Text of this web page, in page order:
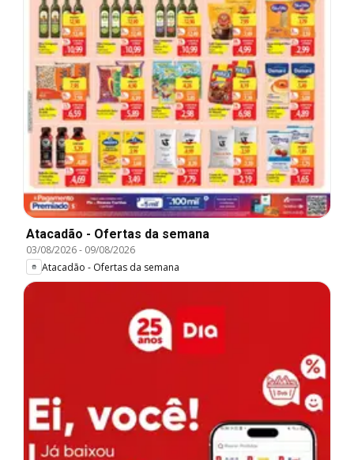
Atacadão - Ofertas da semana
03/08/2026- 09/08/2026
Atacadão - Ofertas da semana